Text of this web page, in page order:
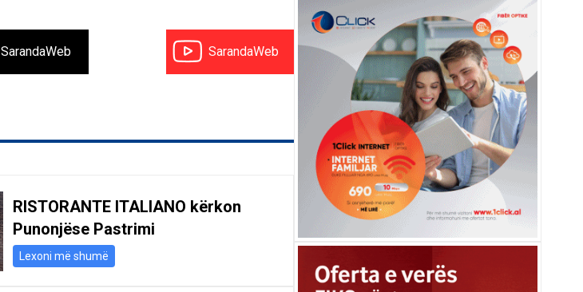
SarandaWeb SarandaWeb
RISTORANTE ITALIANO kërkon
Punonjëse Pastrimi
Lexoni më shumë